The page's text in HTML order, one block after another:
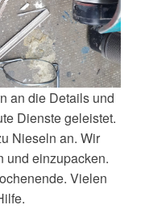
an die Details und
Dienste geleistet.
Nieseln an. Wir
und einzupacken.
Vielen